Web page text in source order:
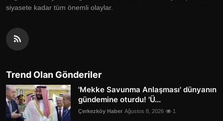
siyasete kadar tüm önemli olaylar.
Trend Olan Gönderiler
'Mekke Savunma Anlaşması' dünyanın
gündemine oturdu! 'Ü...
Çerkezköy Haber Ağustos 8, 2026 1